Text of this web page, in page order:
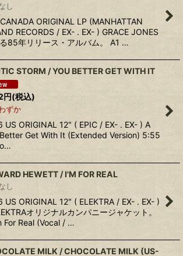
し
ORIGINAL LP (MANHATTAN
RECORDS / EX- . EX- ) GRACE JONES
85年リリース・アルバム。 A1 …
STORM / YOU BETTER GET WITH IT
円(税込)
ずか
US ORIGINAL 12" ( EPIC / EX- . EX- ) A
Get With It (Extended Version) 5:55
HEWETT / I'M FOR REAL
し
US ORIGINAL 12" ( ELEKTRA / EX- . EX- )
オリジナルカンパニージャケット。
For Real (Vocal / …
MILK / CHOCOLATE MILK (US-